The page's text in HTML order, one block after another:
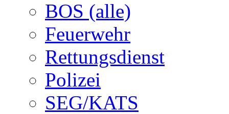
BOS (alle)
Feuerwehr
Rettungsdienst
Polizei
SEG/KATS